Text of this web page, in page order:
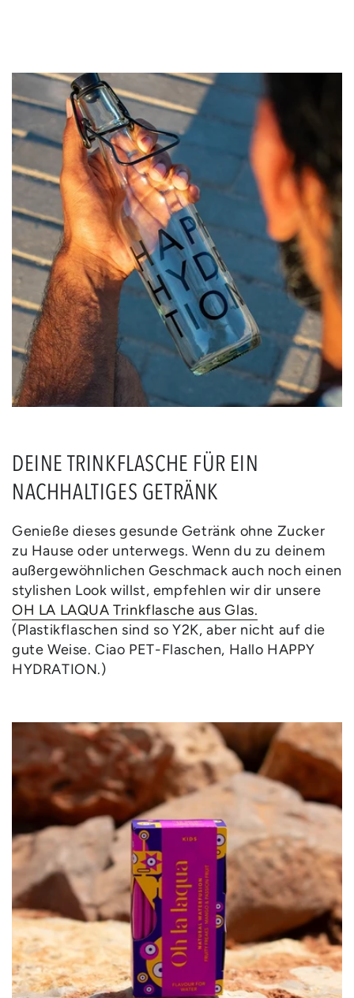
DEINE TRINKFLASCHE FÜR EIN
NACHHALTIGES GETRÄNK
Genieße dieses gesunde Getränk ohne Zucker
zu Hause oder unterwegs. Wenn du zu deinem
außergewöhnlichen Geschmack auch noch einen
stylishen Look willst, empfehlen wir dir unsere
OH LA LAQUA Trinkflasche aus Glas.
(Plastikflaschen sind so Y2K, aber nicht auf die
gute Weise. Ciao PET-Flaschen, Hallo HAPPY
HYDRATION.)